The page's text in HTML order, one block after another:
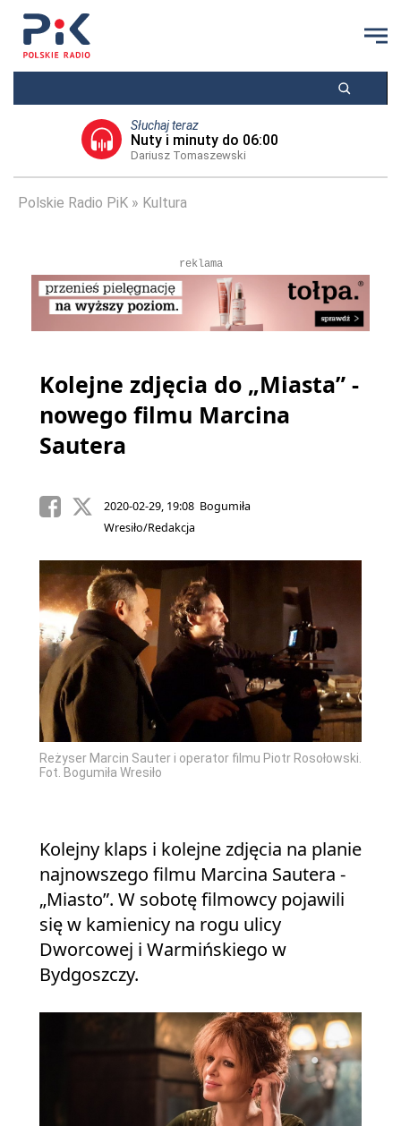
Słuchaj teraz
Nuty i minuty do 06:00
Dariusz Tomaszewski
Polskie Radio PiK Kultura
reklama
Kolejne zdjęcia do „Miasta” -
nowego filmu Marcina
Sautera
2020-02-29, 19:08 Bogumiła
Wresiło/Redakcja
Reżyser Marcin Sauter i operator filmu Piotr Rosołowski.
Fot. Bogumiła Wresiło
Kolejny klaps i kolejne zdjęcia na planie
najnowszego filmu Marcina Sautera -
„Miasto”. W sobotę filmowcy pojawili
się w kamienicy na rogu ulicy
Dworcowej i Warmińskiego w
Bydgoszczy.